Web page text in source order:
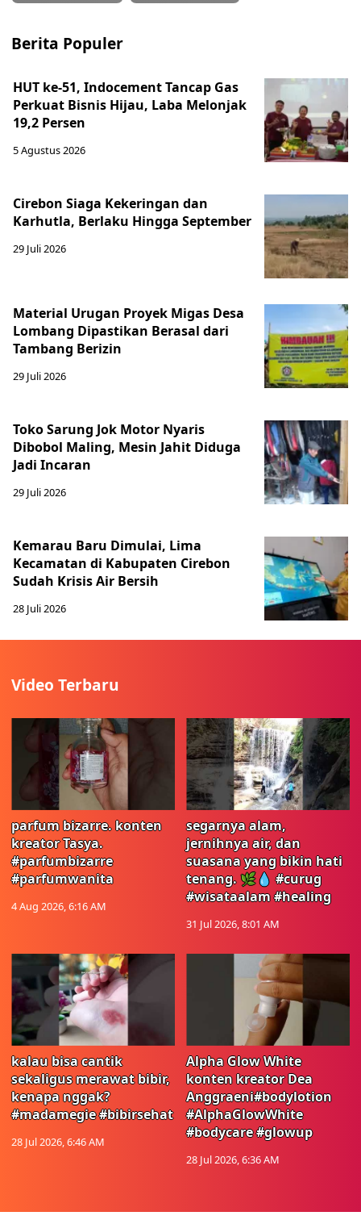
Berita Populer
HUT ke-51, Indocement Tancap Gas
Perkuat Bisnis Hijau, Laba Melonjak
19,2 Persen
5 Agustus 2026
Cirebon Siaga Kekeringan dan
Karhutla, Berlaku Hingga September
29 Juli 2026
Material Urugan Proyek Migas Desa
Lombang Dipastikan Berasal dari
Tambang Berizin
29 Juli 2026
Toko Sarung Jok Motor Nyaris
Dibobol Maling, Mesin Jahit Diduga
Jadi Incaran
29 Juli 2026
Kemarau Baru Dimulai, Lima
Kecamatan di Kabupaten Cirebon
Sudah Krisis Air Bersih
28 Juli 2026
Video Terbaru
parfum bizarre. konten
kreator Tasya.
#parfumbizarre
#parfumwanita
4 Aug 2026, 6:16 AM
segarnya alam,
jernihnya air, dan
suasana yang bikin hati
tenang. 🌿💧 #curug
#wisataalam #healing
31 Jul 2026, 8:01 AM
kalau bisa cantik
sekaligus merawat bibir,
kenapa nggak?
#madamegie #bibirsehat
28 Jul 2026, 6:46 AM
Alpha Glow White
konten kreator Dea
Anggraeni#bodylotion
#AlphaGlowWhite
#bodycare #glowup
28 Jul 2026, 6:36 AM